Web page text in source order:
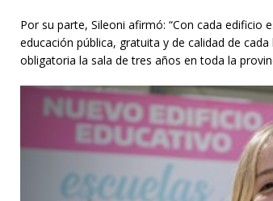
Por su parte, Sileoni afirmó: “Con cada
educación pública, gratuita y de calidad de
obligatoria la sala de tres años en toda la